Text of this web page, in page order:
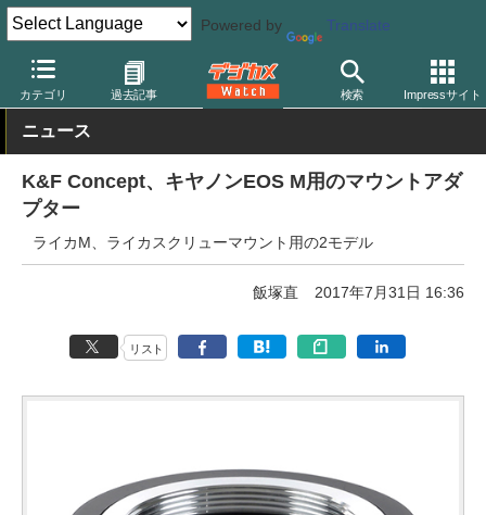
Powered by Translate
カテゴリ 過去記事 検索 Impressサイト
デジカメ Watch レンズ マウントアダプター その他
ニュース
K&F Concept、キヤノンEOS M用のマウントアダ
プター
ライカM、ライカスクリューマウント用の2モデル
飯塚直 2017年7月31日 16:36
リスト